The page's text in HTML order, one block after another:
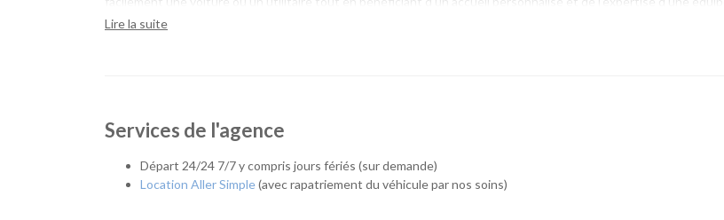
implantée localement depuis de nombreuses années.
habitants de Divatte-sur-Loire, Le Loroux-Bottereau, Le Cellier, Oudon et plus largement de tout le vignoble
Quel véhicule choisir ?
Lire la suite
Services de l'agence
Départ 24/24 7/7 y compris jours fériés (sur demande)
Location Aller Simple(avec rapatriement du véhicule par nos soins)